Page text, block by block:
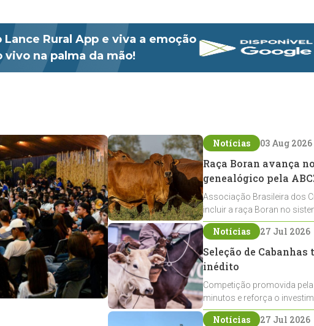
Lance Rural App e viva a emoção
vivo na palma da mão!
Notícias 03 Aug 2026
Raça Boran avança
genealógico pela
Associação Brasileira dos
incluir a raça Boran no
expansão na pecuária
Notícias 27 Jul 2026
Seleção de
inédito
Competição promovida
minutos e reforça o
Crioulos voltados ao laço
Notícias 27 Jul 2026